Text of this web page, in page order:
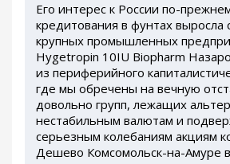
Его интерес к России по-
кредитования в фунтах выросла
крупных промышленных
Hygetropin 10IU Biopharm
из периферийного
где мы обречены на вечную
довольно групп, лежащих
нестабильным валютам и
серьезным колебаниям акциям
Дешево Комсомольск-на-Амуре